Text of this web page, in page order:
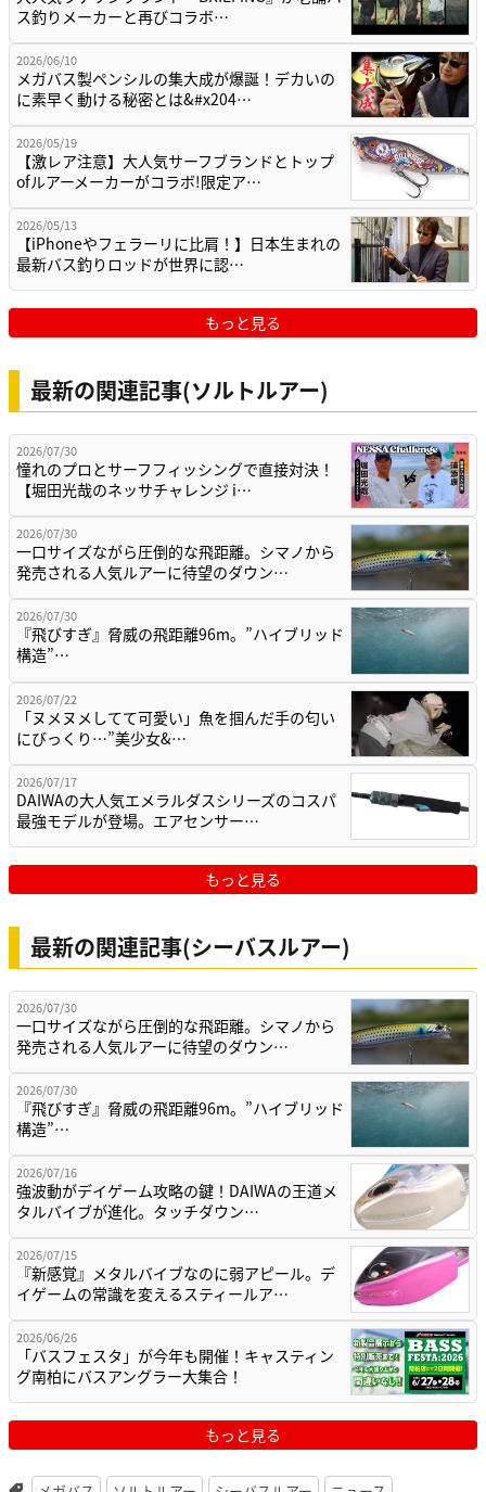
ス釣りメーカーと再びコラボ…
2026/06/10
メガバス製ペンシルの集大成が爆誕！デカいの
に素早く動ける秘密とは&#x204…
2026/05/19
【激レア注意】大人気サーフブランドとトップ
ofルアーメーカーがコラボ!限定ア…
2026/05/13
【iPhoneやフェラーリに比肩！】日本生まれの
最新バス釣りロッドが世界に認…
もっと見る
最新の関連記事(ソルトルアー)
2026/07/30
憧れのプロとサーフフィッシングで直接対決！
【堀田光哉のネッサチャレンジ i…
2026/07/30
一口サイズながら圧倒的な飛距離。シマノから
発売される人気ルアーに待望のダウン…
2026/07/30
『飛びすぎ』脅威の飛距離96m。”ハイブリッド
構造”…
2026/07/22
「ヌメヌメしてて可愛い」魚を掴んだ手の匂い
にびっくり…”美少女&…
2026/07/17
DAIWAの大人気エメラルダスシリーズのコスパ
最強モデルが登場。エアセンサー…
もっと見る
最新の関連記事(シーバスルアー)
2026/07/30
一口サイズながら圧倒的な飛距離。シマノから
発売される人気ルアーに待望のダウン…
2026/07/30
『飛びすぎ』脅威の飛距離96m。”ハイブリッド
構造”…
2026/07/16
強波動がデイゲーム攻略の鍵！DAIWAの王道メ
タルバイブが進化。タッチダウン…
2026/07/15
『新感覚』メタルバイブなのに弱アピール。デ
イゲームの常識を変えるスティールア…
2026/06/26
「バスフェスタ」が今年も開催！キャスティン
グ南柏にバスアングラー大集合！
もっと見る